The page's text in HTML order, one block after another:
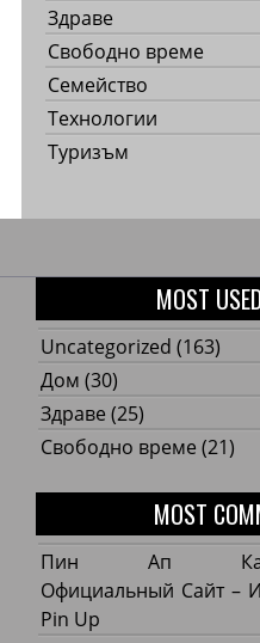
Здраве
Свободно време
Семейство
Технологии
Туризъм
MOST
Uncategorized (163)
Дом (30)
Здраве (25)
Свободно време (21)
MOST
Пин Ап
Официальный Сайт –
Pin Up